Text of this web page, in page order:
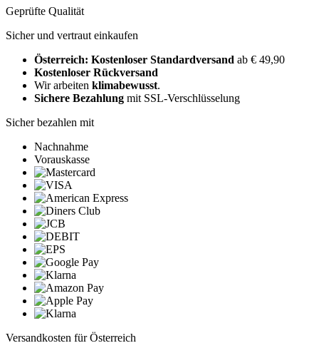
Geprüfte Qualität
Sicher und vertraut einkaufen
Österreich: Kostenloser Standardversand ab € 49,90
Kostenloser Rückversand
Wir arbeiten klimabewusst.
Sichere Bezahlung mit SSL-Verschlüsselung
Sicher bezahlen mit
Nachnahme
Vorauskasse
Versandkosten für Österreich